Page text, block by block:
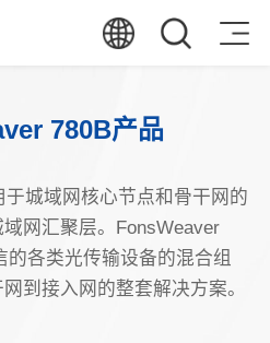
780B产品
于城域网核心节点和骨干网的
网汇聚层。FonsWeaver
的各类光传输设备的混合组
到接入网的整套解决方案。